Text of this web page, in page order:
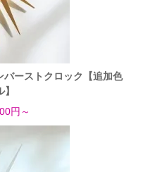
ーストクロック【追加色
円～